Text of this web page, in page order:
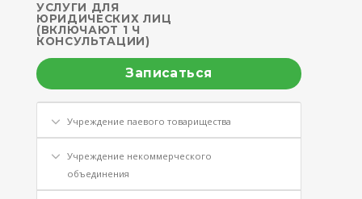
УСЛУГИ ДЛЯ
ЮРИДИЧЕСКИХ ЛИЦ
(ВКЛЮЧАЮТ 1 Ч
КОНСУЛЬТАЦИИ)
Записаться
Учреждение паевого товарищества
Учреждение некоммерческого
объединения